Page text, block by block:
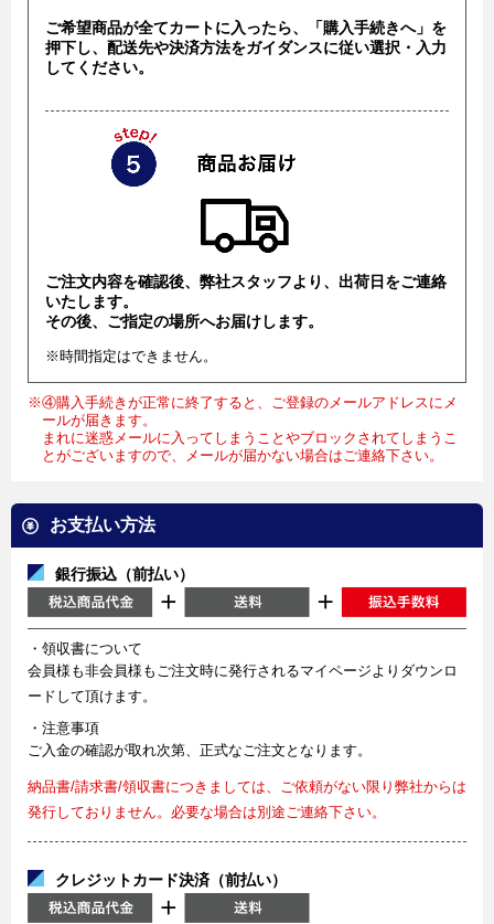
ご希望商品が全てカートに入ったら、「購入手続きへ」を
押下し、配送先や決済方法をガイダンスに従い選択・入力
してください。
ご注文内容を確認後、弊社スタッフより、出荷日をご連絡
いたします。
その後、ご指定の場所へお届けします。
※時間指定はできません。
※④購入手続きが正常に終了すると、ご登録のメールアドレスにメ
ールが届きます。
まれに迷惑メールに入ってしまうことやブロックされてしまうこ
とがございますので、メールが届かない場合はご連絡下さい。
お支払い方法
銀行振込（前払い）
・領収書について
会員様も非会員様もご注文時に発行されるマイページよりダウンロ
ードして頂けます。
・注意事項
ご入金の確認が取れ次第、正式なご注文となります。
納品書/請求書/領収書につきましては、ご依頼がない限り弊社からは
発行しておりません。必要な場合は別途ご連絡下さい。
クレジットカード決済（前払い）